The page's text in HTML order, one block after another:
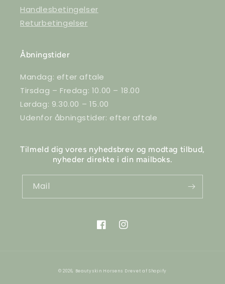
Handlesbetingelser
Returbetingelser
Åbningstider
Mandag: efter aftale
Tirsdag – Fredag: 10.00 – 18.00
Lørdag: 9.30.00 – 15.00
Udenfor åbningstider: efter aftale
Tilmeld dig vores nyhedsbrev og modtag tilbud,
nyheder direkte i din mailboks.
Mail
FacebookInstagram
© 2026, Beautyskin Horsens Drevet af Shopify